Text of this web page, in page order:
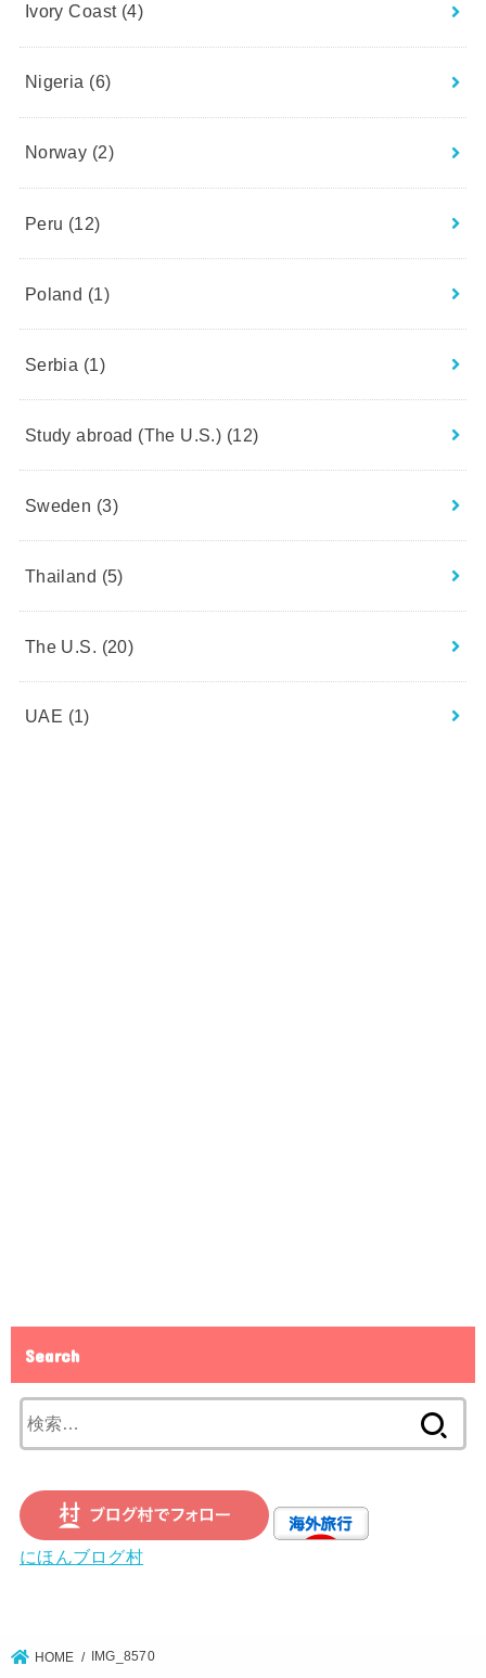
Ivory Coast (4)
Nigeria (6)
Norway (2)
Peru (12)
Poland (1)
Serbia (1)
Study abroad (The U.S.) (12)
Sweden (3)
Thailand (5)
The U.S. (20)
UAE (1)
Search
索:
にほんブログ村
HOME IMG_8570